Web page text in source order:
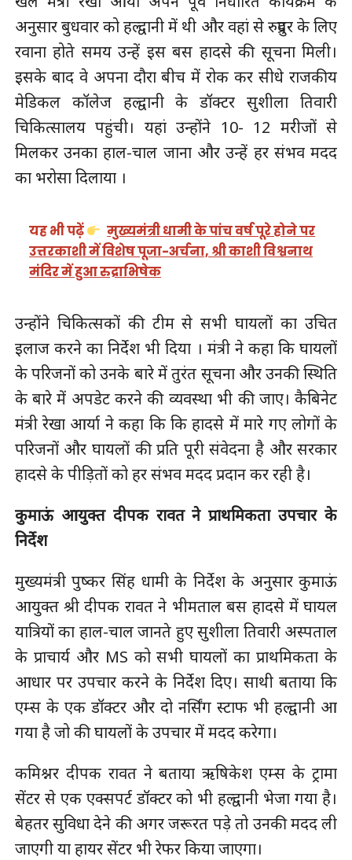
अनुसार बुधवार को हल्द्वानी में थी और वहां से रुद्रपुर के लिए
रवाना होते समय उन्हें इस बस हादसे की सूचना मिली।
इसके बाद वे अपना दौरा बीच में रोक कर सीधे राजकीय
मेडिकल कॉलेज हल्द्वानी के डॉक्टर सुशीला तिवारी
चिकित्सालय पहुंची। यहां उन्होंने 10- 12 मरीजों से
मिलकर उनका हाल-चाल जाना और उन्हें हर संभव मदद
का भरोसा दिलाया ।
यह भी पढ़ें
मुख्यमंत्री धामी के पांच वर्ष पूरे होने पर
उत्तरकाशी में विशेष पूजा-अर्चना, श्री काशी विश्वनाथ
मंदिर में हुआ रुद्राभिषेक
उन्होंने चिकित्सकों की टीम से सभी घायलों का उचित
इलाज करने का निर्देश भी दिया । मंत्री ने कहा कि घायलों
के परिजनों को उनके बारे में तुरंत सूचना और उनकी स्थिति
के बारे में अपडेट करने की व्यवस्था भी की जाए। कैबिनेट
मंत्री रेखा आर्या ने कहा कि कि हादसे में मारे गए लोगों के
परिजनों और घायलों की प्रति पूरी संवेदना है और सरकार
हादसे के पीड़ितों को हर संभव मदद प्रदान कर रही है।
कुमाऊं आयुक्त दीपक रावत ने प्राथमिकता उपचार के
निर्देश
मुख्यमंत्री पुष्कर सिंह धामी के निर्देश के अनुसार कुमाऊं
आयुक्त श्री दीपक रावत ने भीमताल बस हादसे में घायल
यात्रियों का हाल-चाल जानते हुए सुशीला तिवारी अस्पताल
के प्राचार्य और MS को सभी घायलों का प्राथमिकता के
आधार पर उपचार करने के निर्देश दिए। साथी बताया कि
एम्स के एक डॉक्टर और दो नर्सिंग स्टाफ भी हल्द्वानी आ
गया है जो की घायलों के उपचार में मदद करेगा।
कमिश्नर दीपक रावत ने बताया ऋषिकेश एम्स के ट्रामा
सेंटर से एक एक्सपर्ट डॉक्टर को भी हल्द्वानी भेजा गया है।
बेहतर सुविधा देने की अगर जरूरत पड़े तो उनकी मदद ली
जाएगी या हायर सेंटर भी रेफर किया जाएगा।